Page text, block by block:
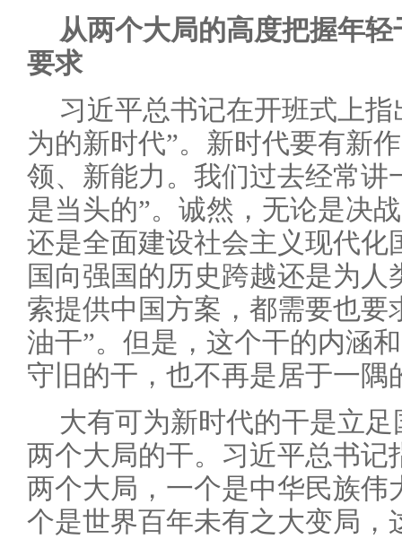
从两个大局的高度把握年
要求
习近平总书记在开班式上
为的新时代”。新时代要有新
领、新能力。我们过去经常讲
是当头的”。诚然，无论是决
还是全面建设社会主义现代化
国向强国的历史跨越还是为
索提供中国方案，都需要也要
油干”。但是，这个干的内涵
守旧的干，也不再是居于一隅
大有可为新时代的干是立
两个大局的干。习近平总书记
两个大局，一个是中华民族伟
个是世界百年未有之大变局，